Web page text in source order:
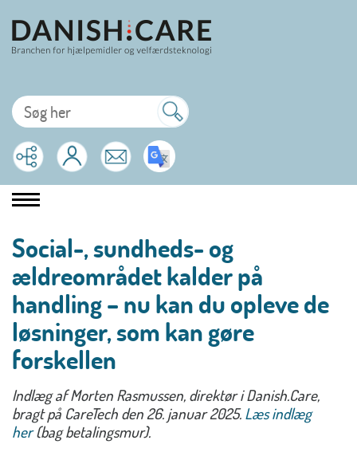
Social-, sundheds- og
ældreområdet kalder på
handling – nu kan du opleve de
løsninger, som kan gøre
forskellen
Indlæg af Morten Rasmussen, direktør i Danish.Care,
bragt på CareTech den 26. januar 2025. Læs indlæg
her(bag betalingsmur).